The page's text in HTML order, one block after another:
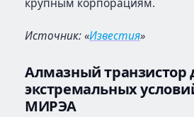
Источник: «Известия»
Алмазный транзистор
экстремальных
МИРЭА